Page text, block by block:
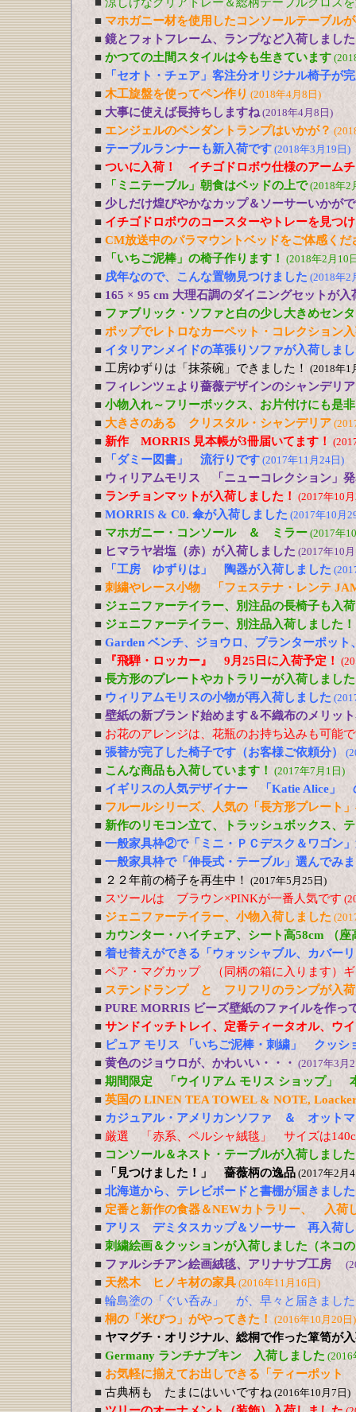
■ マホガニー材を使用したコンソールテーブル
■ 鏡とフォトフレーム、ランプなど入荷しました
■ かつての土間スタイルは今も生きています
■
「セオト・チェア」客注分オリジナル椅子が
■ 木工旋盤を使ってペン作り (2018年4月8日)
■ 大事に使えば長持ちしますね(2018年4月8日)
■ エンジェルのペンダントランプはいかが？
■ テーブルランナーも新入荷です (2018年3月19日)
■ ついに入荷！ イチゴドロボウ仕様のアーム
■
「ミニテーブル」朝食はベッドの上で(2018年2
■ 少しだけ煌びやかなカップ＆ソーサーいかが
■ イチゴドロボウのコースターやトレーを見つ
■ CM放送中のパラマウントベッドをご体感くだ
■
「いちご泥棒」の椅子作ります！ (2018年2月10
■ 戌年なので、こんな置物見つけました (2018年2
■ 165 × 95 cm 大理石調のダイニングセットが入
■ ファブリック・ソファと白の少し大きめセン
■ ポップでレトロなカーペット・コレクション
■ イタリアンメイドの革張りソファが入荷しま
■ 工房ゆずりは「抹茶碗」できました！ (2018年1
■ フィレンツェより薔薇デザインのシャンデリア
■ 小物入れ～フリーボックス、お片付けにも是
■ 大きさのある クリスタル・シャンデリア
■ 新作 MORRIS 見本帳が3冊届いてます！
■ 「ダミー図書」 流行りです (2017年11月24日)
■ ウィリアムモリス 「ニューコレクション」
■ ランチョンマットが入荷しました！ (2017年10
■ MORRIS & C0. 傘が入荷しました (2017年10月
■ マホガニー・コンソール ＆ ミラー (2017年
■ ヒマラヤ岩塩（赤）が入荷しました (2017年10
■ 「工房 ゆずりは」 陶器が入荷しました
■ 刺繍やレース小物 「フェステナ・レンテ
■ ジェニファーテイラー、別注品の長椅子も入
■ ジェニファーテイラー、別注品入荷しました！
■ Garden ベンチ、ジョウロ、プランターポット
■
『飛騨・ロッカー』 9月25日に入荷予定！
■ 長方形のプレートやカトラリーが入荷しました
■ ウィリアムモリスの小物が再入荷しました
■ 壁紙の新ブランド始めます＆不織布のメリッ
■ お花のアレンジは、花瓶のお持ち込みも可能
■ 張替が完了した椅子です（お客様ご依頼分）
■ こんな商品も入荷しています！ (2017年7月1日)
■ イギリスの人気デザイナー 「Katie Alice」
■ フルールシリーズ、人気の「長方形プレート
■ 新作のリモコン立て、トラッシュボックス、
■ 一般家具枠②で「ミニ・ＰＣデスク＆ワゴン
■ 一般家具枠で「伸長式・テーブル」選んでみ
■ ２２年前の椅子を再生中！ (2017年5月25日)
■ スツールは ブラウン×PINKが一番人気です
■ ジェニファーテイラー、小物入荷しました
■ カウンター・ハイチェア、シート高58cm （座
■ 着せ替えができる「ウォッシャブル、カバー
■ ペア・マグカップ （同柄の箱に入ります）
■ ステンドランプ と フリフリのランプが入荷
■ PURE MORRIS ビーズ壁紙のファイルを作っ
■ サンドイッチトレイ、定番ティータオル、ウ
■ ピュア モリス 「いちご泥棒・刺繍」 クッシ
■ 黄色のジョウロが、かわいい・・・ (2017年3月
■ 期間限定 「ウイリアム モリス ショップ」
■ 英国の LINEN TEA TOWEL & NOTE,
■ カジュアル・アメリカンソファ ＆ オット
■ 厳選 「赤系、ペルシャ絨毯」 サイズは
■ コンソール＆ネスト・テーブルが入荷しました
■ 「見つけました！」 薔薇柄の逸品 (2017年2月
■ 北海道から、テレビボードと書棚が届きました
■ 定番と新作の食器＆NEWカトラリー、 入荷
■ アリス デミタスカップ＆ソーサー 再入荷し
■ 刺繍絵画＆クッションが入荷しました（ネコ
■ ファルシチアン絵画絨毯、アリナサブ工房
■ 天然木 ヒノキ材の家具 (2016年11月16日)
■ 輪島塗の「ぐい呑み」 が、早々と届きました
■ 桐の「米びつ」がやってきた！ (2016年10月20日)
■ ヤマグチ・オリジナル、総桐で作った箪笥が
■ Germany ランチナプキン 入荷しました (2016
■ お気軽に揃えてお出しできる「ティーポッ
■ 古典柄も たまにはいいですね (2016年10月7日)